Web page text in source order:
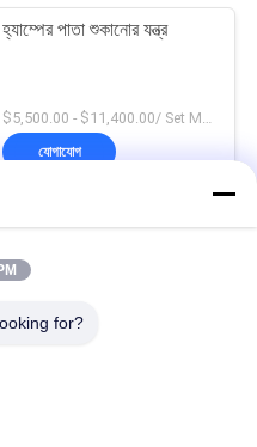
হ্যাম্পের পাতা শুকানোর যন্ত্র
যোগাযোগ
সামুদ্রিক খাদ্য শিল্প খাদ্য শুকানোর
for?